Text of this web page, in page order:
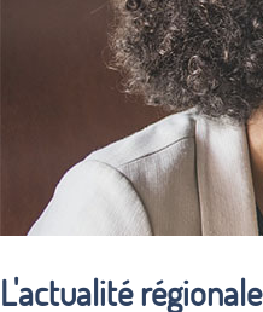
L'actualité régionale